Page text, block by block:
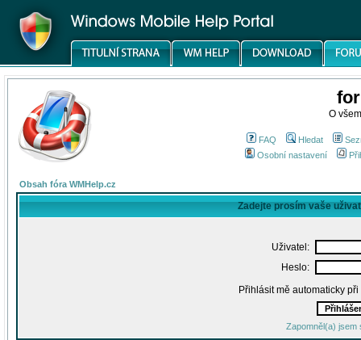
O
FAQ Hledat
Osobní nastavení
Obsah fóra WMHelp.cz
Zadejte prosím vaše
Uživatel:
Heslo:
Přihlásit mě automaticky
Zapomněl(a) jsem